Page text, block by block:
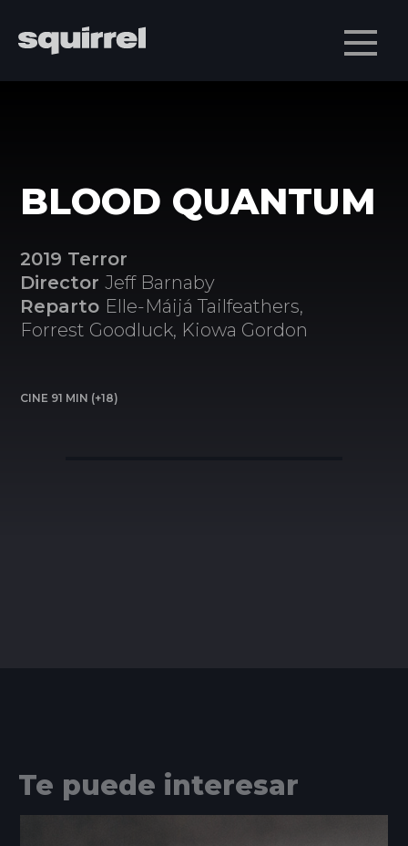
BLOOD QUANTUM
2019 Terror
DirectorJeff Barnaby
Reparto Elle-Máijá Tailfeathers,
Forrest Goodluck, Kiowa Gordon
CINE 91 MIN (+18)
Te puede interesar